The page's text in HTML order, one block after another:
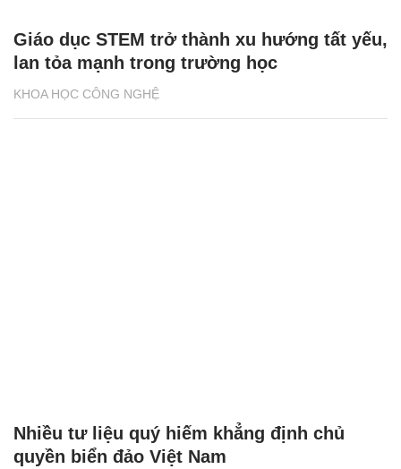
KHOA HỌC CÔNG NGHỆ
Giáo dục STEM trở thành xu hướng tất yếu,
lan tỏa mạnh trong trường học
Nhiều tư liệu quý hiếm khẳng định chủ
quyền biển đảo Việt Nam